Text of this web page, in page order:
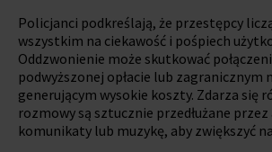
Policjanci podkreślają, że przestępcy
wszystkim na ciekawość i pośpiech
Oddzwonienie może skutkować
podwyższonej opłacie lub zagranicznym
generującym wysokie koszty. Zdarza się
rozmowy są sztucznie przedłużane
komunikaty lub muzykę, aby zwiększyć